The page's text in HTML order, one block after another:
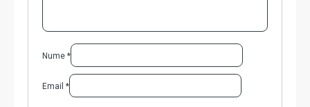
Nume *
Email *